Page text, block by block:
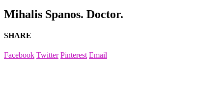
Mihalis Spanos. Doctor.
SHARE
Facebook Twitter Pinterest Email